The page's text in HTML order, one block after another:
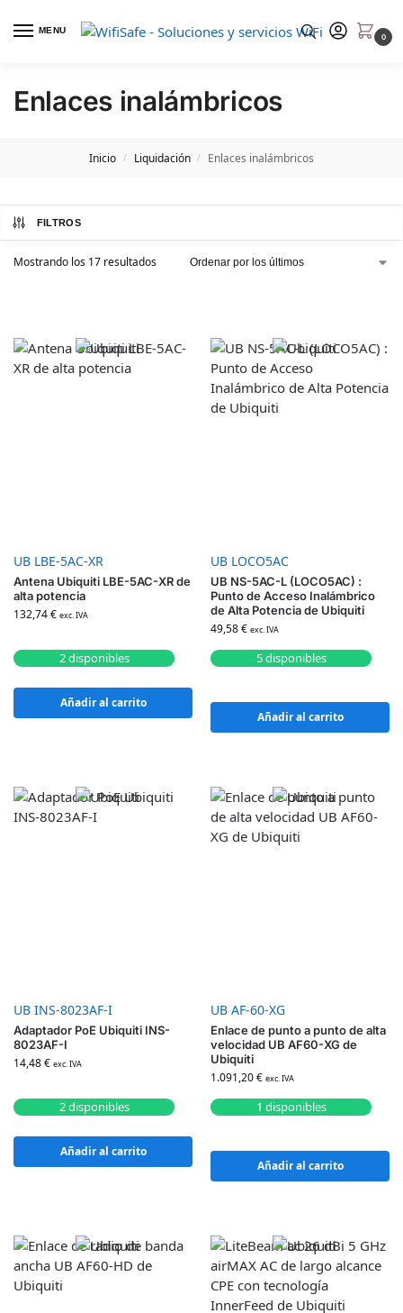
MENU
0
Enlaces inalámbricos
Inicio / Liquidación / Enlaces inalámbricos
FILTROS
Mostrando los 17 resultados
UB LBE-5AC-XR
Antena Ubiquiti LBE-5AC-XR de
alta potencia
132,74€ exc. IVA
Añadir al carrito
2 disponibles
UB LOCO5AC
UB NS-5AC-L (LOCO5AC) :
Punto de Acceso Inalámbrico
de Alta Potencia de Ubiquiti
49,58€ exc. IVA
Añadir al carrito
5 disponibles
UB INS-8023AF-I
Adaptador PoE Ubiquiti INS-
8023AF-I
14,48€ exc. IVA
Añadir al carrito
2 disponibles
UB AF-60-XG
Enlace de punto a punto de alta
velocidad UB AF60-XG de
Ubiquiti
1.091,20€ exc. IVA
Añadir al carrito
1 disponibles